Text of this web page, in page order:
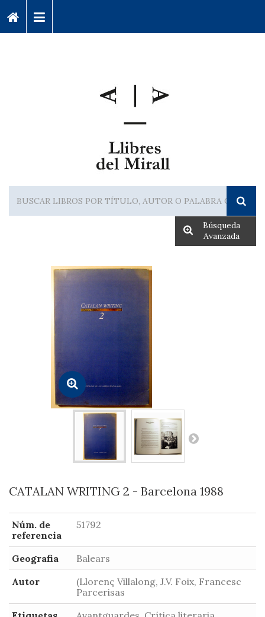
Búsqueda
Avanzada
CATALAN WRITING 2 - Barcelona 1988
Núm. de
referencia
51792
Geografia
Balears
Autor
(Llorenç Villalong, J.V. Foix, Francesc
Parcerisas